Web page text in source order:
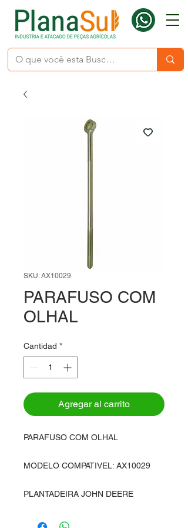
SKU: AX10029
PARAFUSO COM
OLHAL
Cantidad *
Agregar al carrito
PARAFUSO COM OLHAL
MODELO COMPATIVEL: AX10029
PLANTADEIRA JOHN DEERE